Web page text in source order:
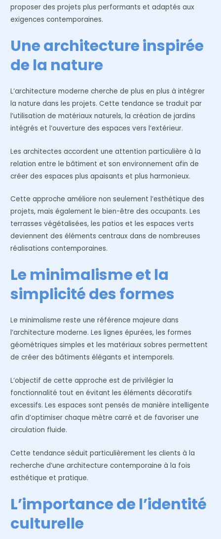
proposer des projets plus performants et adaptés aux
exigences contemporaines.
Une architecture inspirée
de la nature
L’architecture moderne cherche de plus en plus à intégrer
la nature dans les projets. Cette tendance se traduit par
l’utilisation de matériaux naturels, la création de jardins
intégrés et l’ouverture des espaces vers l’extérieur.
Les architectes accordent une attention particulière à la
relation entre le bâtiment et son environnement afin de
créer des espaces plus apaisants et plus harmonieux.
Cette approche améliore non seulement l’esthétique des
projets, mais également le bien-être des occupants. Les
terrasses végétalisées, les patios et les espaces verts
deviennent des éléments centraux dans de nombreuses
réalisations contemporaines.
Le minimalisme et la
simplicité des formes
Le minimalisme reste une référence majeure dans
l’architecture moderne. Les lignes épurées, les formes
géométriques simples et les matériaux sobres permettent
de créer des bâtiments élégants et intemporels.
L’objectif de cette approche est de privilégier la
fonctionnalité tout en évitant les éléments décoratifs
excessifs. Les espaces sont pensés de manière intelligente
afin d’optimiser chaque mètre carré et de favoriser une
circulation fluide.
Cette tendance séduit particulièrement les clients à la
recherche d’une architecture contemporaine à la fois
esthétique et pratique.
L’importance de l’identité
culturelle